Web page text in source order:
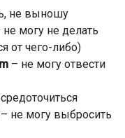
не выношу
не могу не делать
от чего-либо)
– не могу отвести
– не могу выбросить